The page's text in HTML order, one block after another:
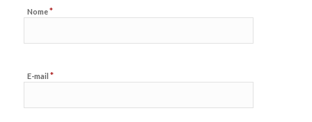
Nome*
E-mail *